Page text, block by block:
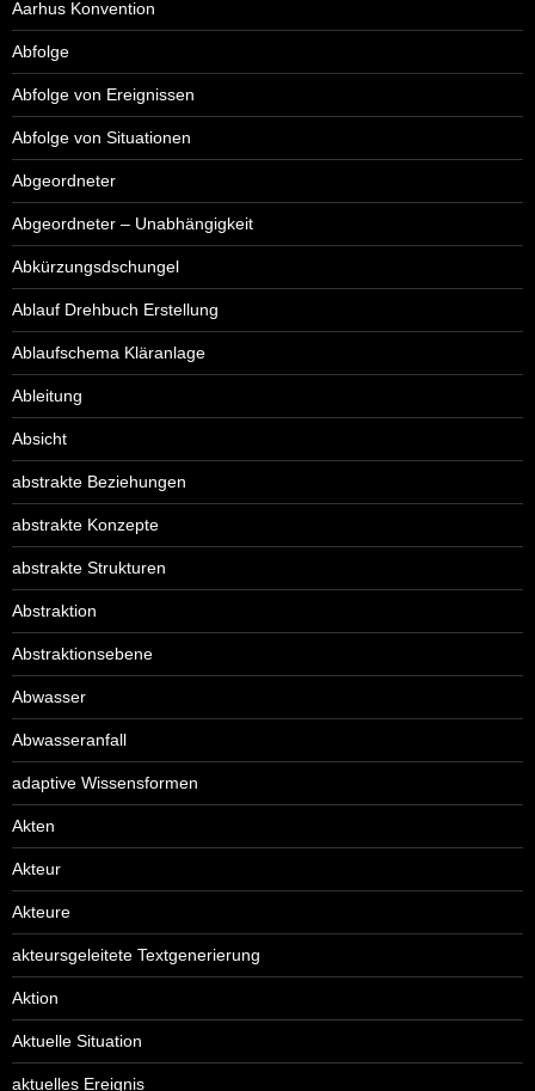
Aarhus Konvention
Abfolge
Abfolge von Ereignissen
Abfolge von Situationen
Abgeordneter
Abgeordneter – Unabhängigkeit
Abkürzungsdschungel
Ablauf Drehbuch Erstellung
Ablaufschema Kläranlage
Ableitung
Absicht
abstrakte Beziehungen
abstrakte Konzepte
abstrakte Strukturen
Abstraktion
Abstraktionsebene
Abwasser
Abwasseranfall
adaptive Wissensformen
Akten
Akteur
Akteure
akteursgeleitete Textgenerierung
Aktion
Aktuelle Situation
aktuelles Ereignis